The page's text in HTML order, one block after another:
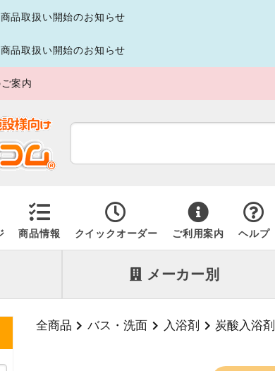
品取扱い開始のお知らせ
品取扱い開始のお知らせ
案内
商品情報 クイックオーダー ご利用案内 ヘルプ
メーカー別
全商品 バス・洗面 入浴剤 炭酸入浴剤